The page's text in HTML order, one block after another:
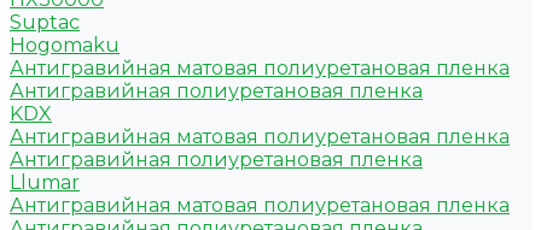
Suptac
Hogomaku
Антигравийная матовая полиуретановая пленка
Антигравийная полиуретановая пленка
KDX
Антигравийная матовая полиуретановая пленка
Антигравийная полиуретановая пленка
Llumar
Антигравийная матовая полиуретановая пленка